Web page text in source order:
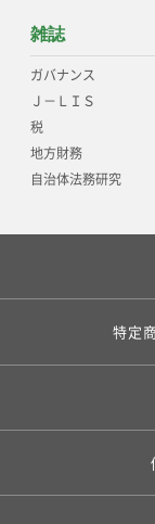
雑誌
ガバナンス
Ｊ－ＬＩＳ
税
地方財務
自治体法務研究
特定